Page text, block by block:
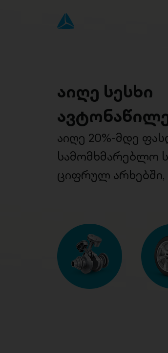
აიღე სესხი
აიღე 20%-მდე
სამომხმარებლო
ციფრულ არხებში,